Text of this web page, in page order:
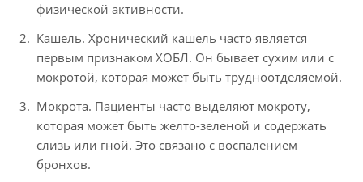
физической активности.
Кашель. Хронический кашель часто является
первым признаком ХОБЛ. Он бывает сухим или с
мокротой, которая может быть трудноотделяемой.
Мокрота. Пациенты часто выделяют мокроту,
которая может быть желто-зеленой и содержать
слизь или гной. Это связано с воспалением
бронхов.